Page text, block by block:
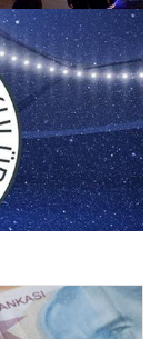
yitirdi